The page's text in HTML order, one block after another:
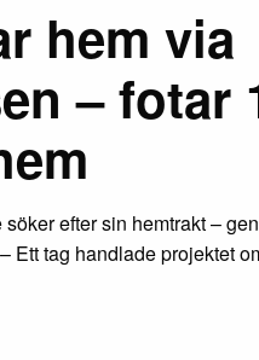
hem via
– fotar
efter sin hemtrakt –
Ett tag handlade projektet